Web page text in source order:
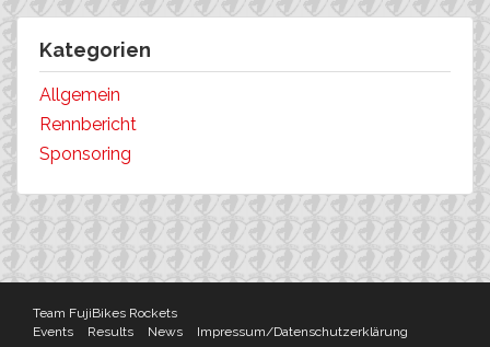
Kategorien
Allgemein
Rennbericht
Sponsoring
Team FujiBikes Rockets
Events
Results News Impressum/Datenschutzerklärung